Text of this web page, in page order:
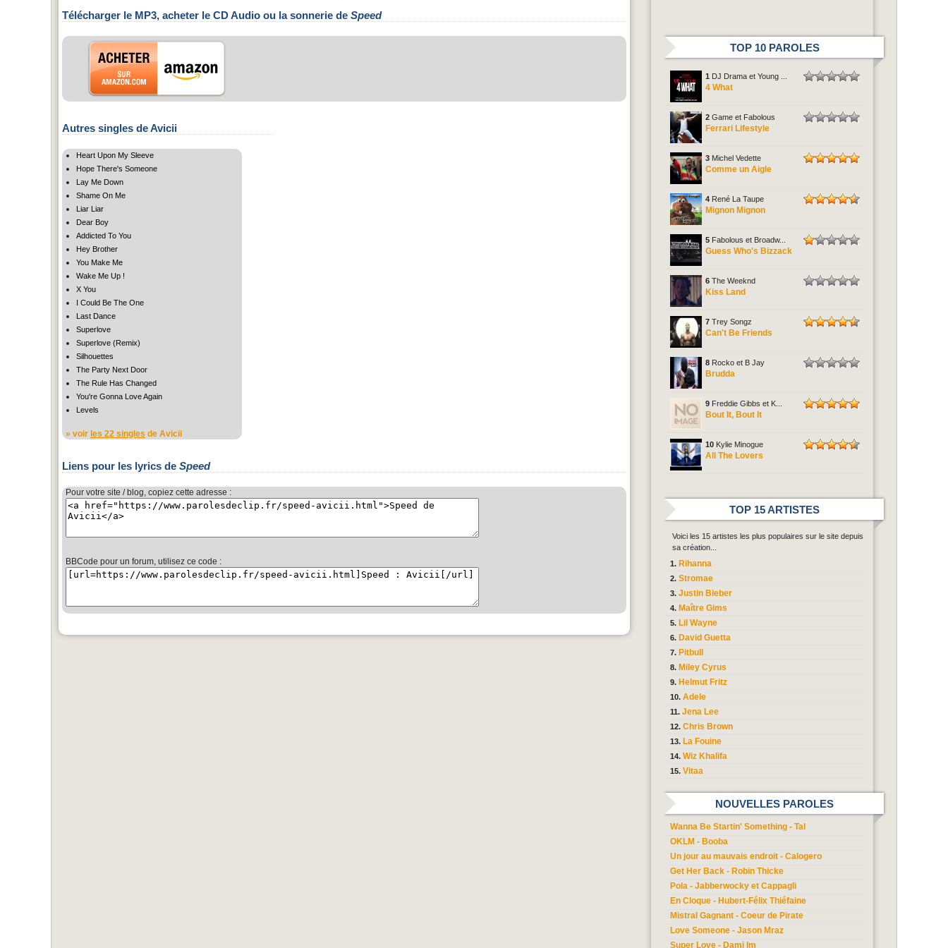
Télécharger le MP3, acheter le CD Audio ou la sonnerie de Speed
Autres singles de Avicii
Heart Upon My Sleeve
Hope There's Someone
Lay Me Down
Shame On Me
Liar Liar
Dear Boy
Addicted To You
Hey Brother
You Make Me
Wake Me Up !
X You
I Could Be The One
Last Dance
Superlove
Superlove (Remix)
Silhouettes
The Party Next Door
The Rule Has Changed
You're Gonna Love Again
Levels
» voir les 22 singles de Avicii
Liens pour les lyrics de Speed
Pour votre site / blog, copiez cette adresse :
BBCode pour un forum, utilisez ce code :
TOP 10 PAROLES
1 DJ Drama et Young ...
4 What
2 Game et Fabolous
Ferrari Lifestyle
3 Michel Vedette
Comme un Aigle
4 René La Taupe
Mignon Mignon
5 Fabolous et Broadw...
Guess Who's Bizzack
6 The Weeknd
Kiss Land
7 Trey Songz
Can't Be Friends
8 Rocko et B Jay
Brudda
9 Freddie Gibbs et K...
Bout It, Bout It
10 Kylie Minogue
All The Lovers
TOP 15 ARTISTES
Voici les 15 artistes les plus populaires sur le site depuis
sa création...
Rihanna
Stromae
Justin Bieber
Maître Gims
Lil Wayne
David Guetta
Pitbull
Miley Cyrus
Helmut Fritz
Adele
Jena Lee
Chris Brown
La Fouine
Wiz Khalifa
Vitaa
NOUVELLES PAROLES
Wanna Be Startin' Something - Tal
OKLM - Booba
Un jour au mauvais endroit - Calogero
Get Her Back - Robin Thicke
Pola - Jabberwocky et Cappagli
En Cloque - Hubert-Félix Thiéfaine
Mistral Gagnant - Coeur de Pirate
Love Someone - Jason Mraz
Super Love - Dami Im